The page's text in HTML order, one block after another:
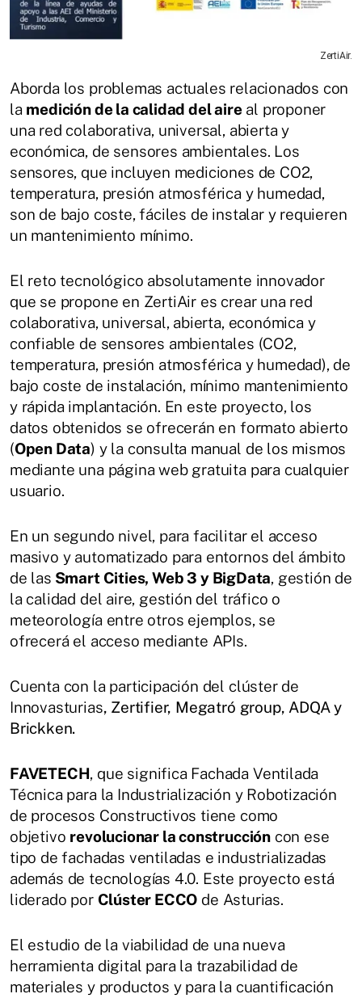
ZertiAir.
Aborda los problemas actuales relacionados con
la medición de la calidad del aireal proponer
una red colaborativa, universal, abierta y
económica, de sensores ambientales. Los
sensores, que incluyen mediciones de CO2,
temperatura, presión atmosférica y humedad,
son de bajo coste, fáciles de instalar y requieren
un mantenimiento mínimo.
El reto tecnológico absolutamente innovador
que se propone en ZertiAir es crear una red
colaborativa, universal, abierta, económica y
confiable de sensores ambientales (CO2,
temperatura, presión atmosférica y humedad), de
bajo coste de instalación, mínimo mantenimiento
y rápida implantación. En este proyecto, los
datos obtenidos se ofrecerán en formato abierto
(Open Data) y la consulta manual de los mismos
mediante una página web gratuita para cualquier
usuario.
En un segundo nivel, para facilitar el acceso
masivo y automatizado para entornos del ámbito
de las Smart Cities, Web 3 y BigData, gestión de
la calidad del aire, gestión del tráfico o
meteorología entre otros ejemplos, se
ofrecerá el acceso mediante APIs.
Cuenta con la participación del clúster de
Innovasturias, Zertifier, Megatró group, ADQA y
Brickken.
FAVETECH, que significa Fachada Ventilada
Técnica para la Industrialización y Robotización
de procesos Constructivos tiene como
objetivo revolucionar la construccióncon ese
tipo de fachadas ventiladas e industrializadas
además de tecnologías 4.0. Este proyecto está
liderado por Clúster ECCO de Asturias.
El estudio de la viabilidad de una nueva
herramienta digital para la trazabilidad de
materiales y productos y para la cuantificación